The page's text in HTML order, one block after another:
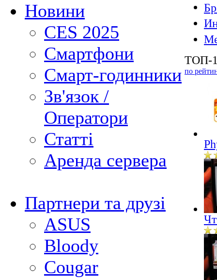
Новини
CES 2025
Смартфони
Смарт-годинники
Зв'язок /
Оператори
Статті
Аренда сервера
Партнери та друзі
ASUS
Bloody
Cougar
ТОП-
по